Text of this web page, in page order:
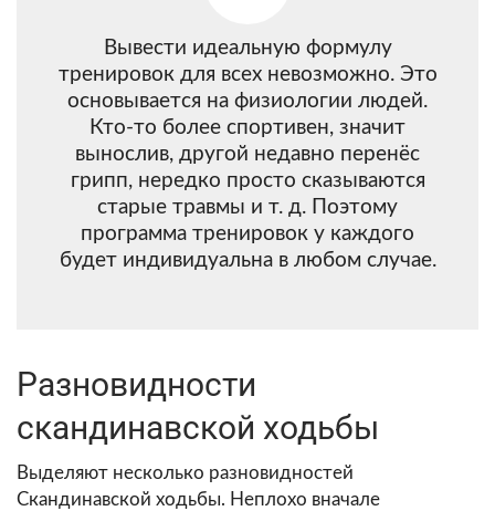
Вывести идеальную формулу
тренировок для всех невозможно. Это
основывается на физиологии людей.
Кто-то более спортивен, значит
вынослив, другой недавно перенёс
грипп, нередко просто сказываются
старые травмы и т. д. Поэтому
программа тренировок у каждого
будет индивидуальна в любом случае.
Разновидности
скандинавской ходьбы
Выделяют несколько разновидностей
Скандинавской ходьбы. Неплохо вначале